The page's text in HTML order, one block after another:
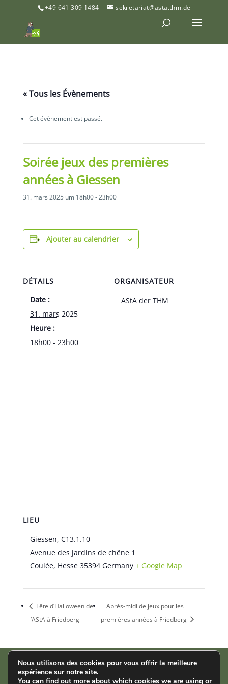
+49 641 309 1484 sekretariat@asta.thm.de
« Tous les Évènements
Cet évènement est passé.
Soirée jeux des premières
années à Giessen
31. mars 2025 um 18h00-23h00
Ajouter au calendrier
DÉTAILS
Date :
31. mars 2025
Heure :
18h00 - 23h00
ORGANISATEUR
AStA der THM
LIEU
Giessen, C13.1.10
Avenue des jardins de chêne 1
Coulée, Hesse 35394 Germany + Google Map
Fête d’Halloween de
l’AStA à Friedberg
Après-midi de jeux pour les
premières années à Friedberg
AStA der THM | Wiesenstr. 14 | 35390 Gießen |
Nous utilisons des cookies pour vous offrir la meilleure
expérience sur notre site.
You can find out more about which cookies we are using or